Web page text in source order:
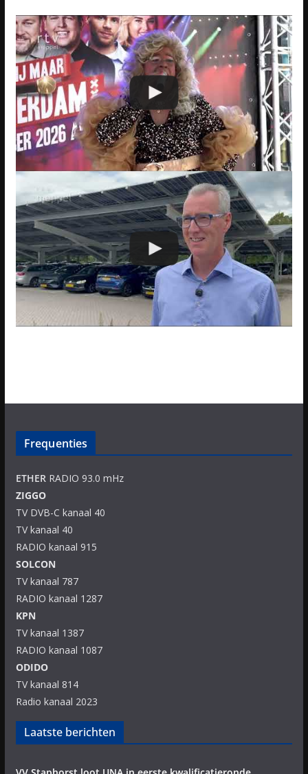
Frequenties
ETHERRADIO 93.0 mHz
ZIGGO
TV DVB-C kanaal 40
TV kanaal 40
RADIO kanaal 915
SOLCON
TV kanaal 787
RADIO kanaal 1287
KPN
TV kanaal 1387
RADIO kanaal 1087
ODIDO
TV kanaal 814
Radio kanaal 2023
Laatste berichten